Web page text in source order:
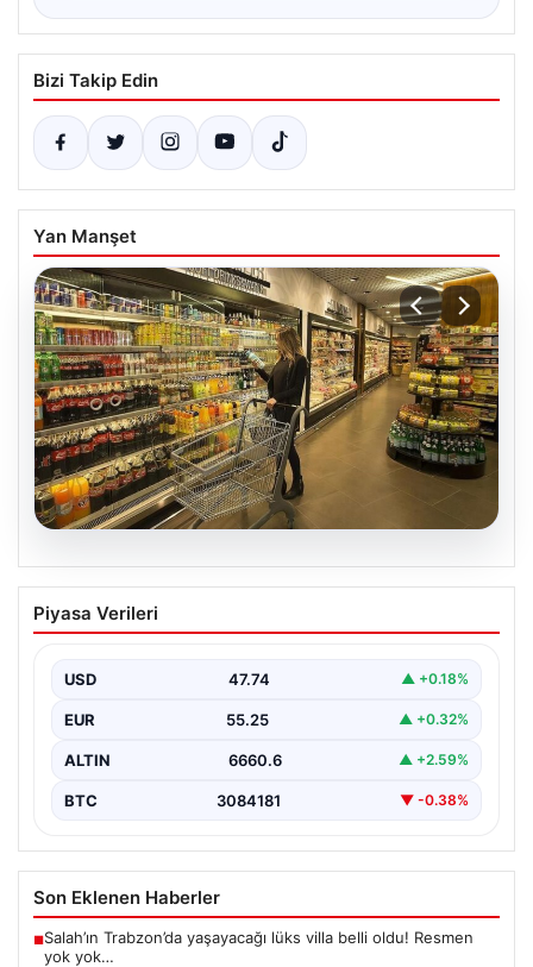
Bizi Takip Edin
Yan Manşet
Enflasyon verileri ne zaman
açıklanacak? 2026 TÜİK mart ayı
Piyasa Verileri
USD 47.74 ▲ +0.18%
EUR 55.25 ▲ +0.32%
ALTIN 6660.6 ▲ +2.59%
BTC 3084181 ▼ -0.38%
Son Eklenen Haberler
■Salah’ın Trabzon’da yaşayacağı lüks villa belli oldu! Resmen
yok yok…